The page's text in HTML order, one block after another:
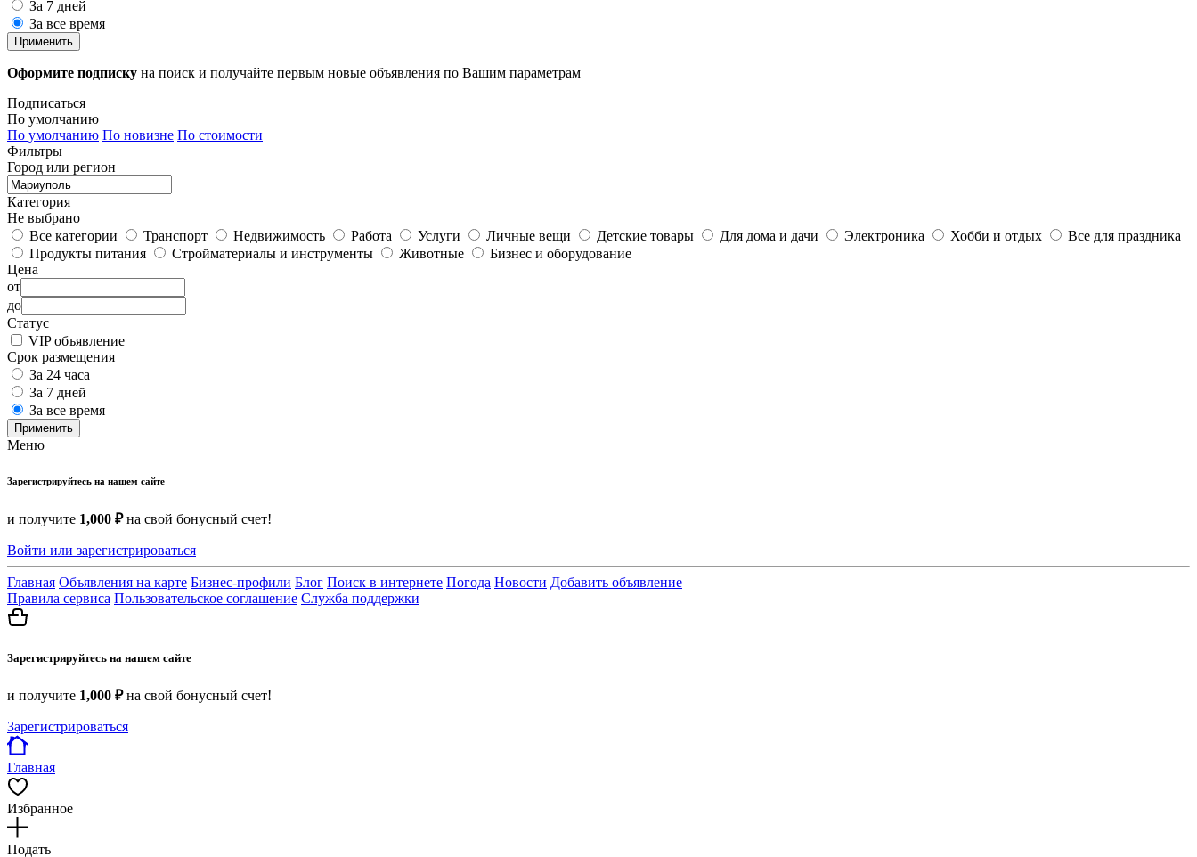
За 7 дней
За все время
Применить
Оформите подписку на поиск и получайте первым новые объявления по Вашим параметрам
Подписаться
По умолчанию
По умолчанию По новизне По стоимости
Фильтры
Город или регион
Категория
Не выбрано
Все категории
Транспорт Недвижимость Работа Услуги Личные вещи Детские товары Для дома и дачи Электроника Хобби и отдых
Все для праздника
Продукты питания
Стройматериалы и инструменты Животные
Бизнес и оборудование
Цена
от
до
Статус
VIP объявление
Срок размещения
За 24 часа
За 7 дней
За все время
Применить
Меню
Зарегистрируйтесь на нашем сайте
и получите 1,000 ₽на свой бонусный счет!
Войти или зарегистрироваться
Главная Объявления на карте Бизнес-профили Блог Поиск в интернете Погода Новости Добавить объявление
Правила сервиса Пользовательское соглашение Служба поддержки
Зарегистрируйтесь на нашем сайте
и получите 1,000 ₽на свой бонусный счет!
Зарегистрироваться
Главная
Избранное
Подать